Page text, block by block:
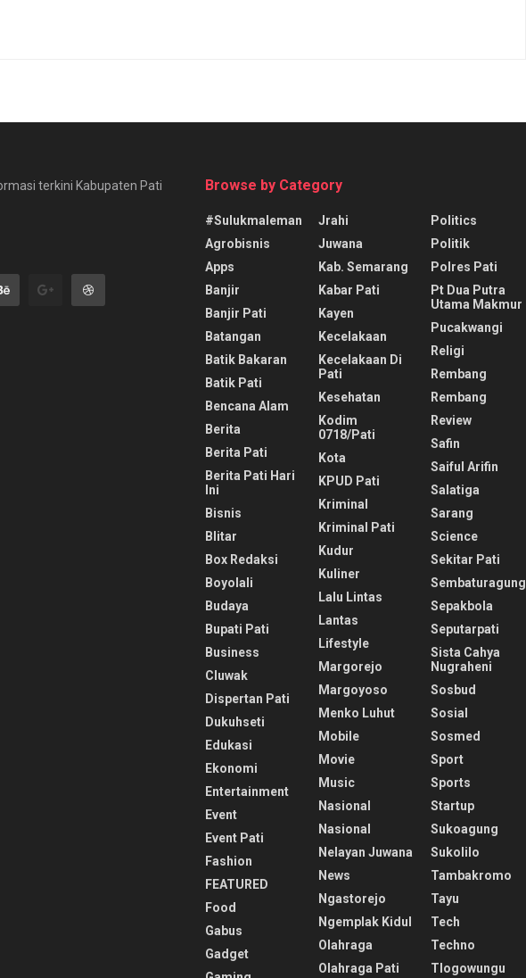
terkini Kabupaten Pati
Browse by Category
#sulukmaleman
Agrobisnis
Apps
Banjir
Banjir Pati
Batangan
Batik Bakaran
Batik Pati
Bencana Alam
Berita
Berita Pati
Berita Pati Hari
Ini
Bisnis
Blitar
Box Redaksi
Boyolali
Budaya
Bupati Pati
Business
Cluwak
Dispertan Pati
Dukuhseti
Edukasi
Ekonomi
Entertainment
Event
Event Pati
Fashion
FEATURED
Food
Gabus
Gadget
Jrahi
Juwana
Kab. Semarang
Kabar Pati
Kayen
Kecelakaan
Kecelakaan Di
Pati
Kesehatan
Kodim
0718/pati
Kota
KPUD Pati
Kriminal
Kriminal Pati
Kudur
Kuliner
Lalu Lintas
Lantas
Lifestyle
Margorejo
Margoyoso
Menko Luhut
Mobile
Movie
Music
Nasional
Nasional
Nelayan Juwana
News
Ngastorejo
Ngemplak Kidul
Olahraga
Olahraga Pati
Politics
Politik
Polres Pati
Pt Dua Putra
Utama Makmur
Pucakwangi
Religi
Rembang
Rembang
Review
Safin
Saiful Arifin
Salatiga
Sarang
Science
Sekitar Pati
Sembaturagung
Sepakbola
Seputarpati
Sista Cahya
Nugraheni
Sosbud
Sosial
Sosmed
Sport
Sports
Startup
Sukoagung
Sukolilo
Tambakromo
Tayu
Tech
Techno
Tlogowungu